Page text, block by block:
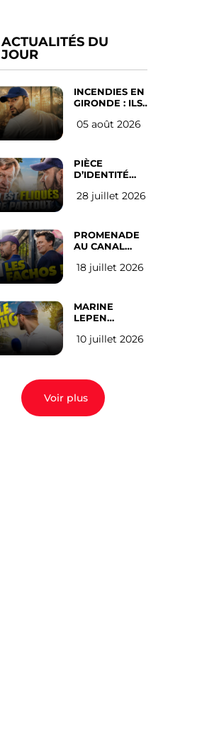
ACTUALITÉS DU
JOUR
INCENDIES EN
GIRONDE : ILS
D’ABANDONNER
05 août 2026
PIÈCE
D’IDENTITÉ
SUR LES
l’avis des
Français
28 juillet 2026
PROMENADE
AU CANAL
(les gauchistes
18 juillet 2026
MARINE
LEPEN
EN 2027 : l’avis
10 juillet 2026
Voir plus